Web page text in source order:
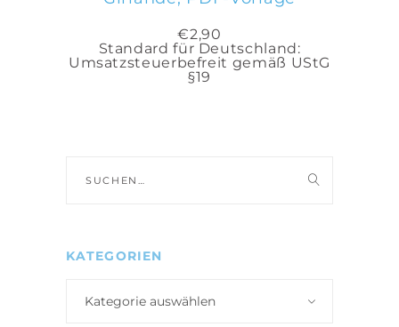
€2,90
Standard für Deutschland:
Umsatzsteuerbefreit gemäß UStG
§19
nach:
KATEGORIEN
Kategorie auswählen